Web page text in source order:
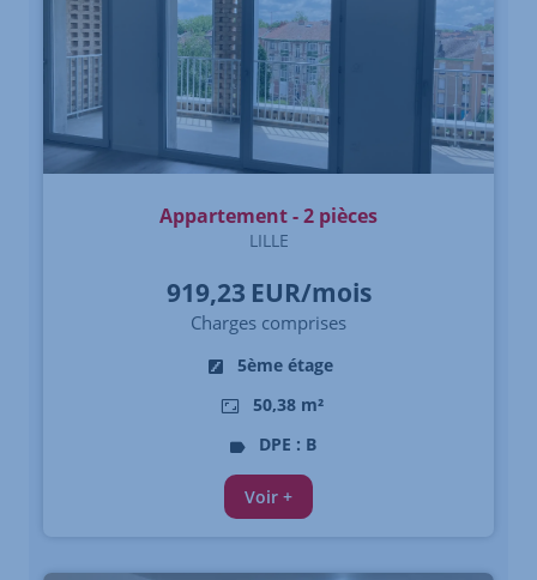
Appartement - 2 pièces
LILLE
919,23 EUR/mois
Charges comprises
5ème étage
50,38 m²
DPE : B
Voir +